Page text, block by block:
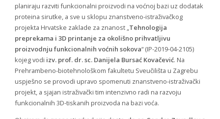
planiraju razviti funkcionalni proizvodi na voćnoj bazi uz dodatak
proteina sirutke, a sve u sklopu znanstveno-istraživačkog
projekta Hrvatske zaklade za znanost „Tehnologija
preprekama i 3D printanje za okolišno prihvatljivu
proizvodnju funkcionalnih voćnih sokova“ (IP-2019-04-2105)
kojeg vodi izv. prof. dr. sc. Danijela Bursać Kovačević. Na
Prehrambeno-biotehnološkom fakultetu Sveučilišta u Zagrebu
uspješno se provodi upravo spomenuti znanstveno-istraživački
projekt, a sjajan istraživački tim intenzivno radi na razvoju
funkcionalnih 3D-tiskanih proizvoda na bazi voća.